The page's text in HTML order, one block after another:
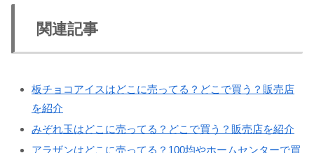
関連記事
板チョコアイスはどこに売ってる？どこで買う？販売店
を紹介
みぞれ玉はどこに売ってる？どこで買う？販売店を紹介
アラザンはどこに売ってる？100均やホームセンターで買